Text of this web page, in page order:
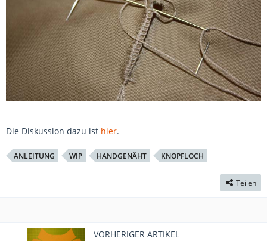
Die Diskussion dazu ist hier.
ANLEITUNG WIP HANDGENÄHT KNOPFLOCH
Teilen
VORHERIGER ARTIKEL